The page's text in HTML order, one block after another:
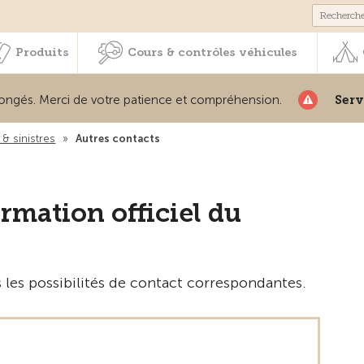
Cours & contrôles
Produits Cours & contrôles véhicules
Merci de votre patience et compréhension. Service
sinistres » Autres contacts
officiel du
possibilités de contact correspondantes.